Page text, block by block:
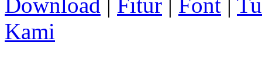
Download | Fitur | Font |
Kami